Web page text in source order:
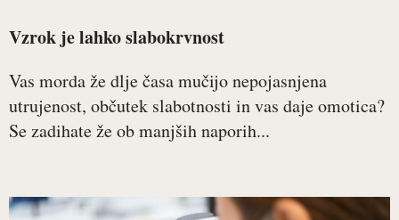
Vzrok je lahko slabokrvnost
Vas morda že dlje časa mučijo nepojasnjena
utrujenost, občutek slabotnosti in vas daje omotica?
Se zadihate že ob manjših naporih...